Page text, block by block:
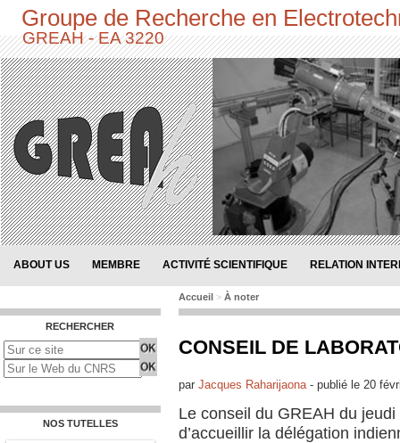
Groupe de Recherche en
GREAH - EA 3220
ABOUT US MEMBRE ACTIVITÉ SCIENTIFIQUE RELATION
RECHERCHER
NOS TUTELLES
Accueil > À noter
CONSEIL DE
par Jacques Raharijaona- publié le 20
Le conseil du GREAH du
d’accueillir la délégation